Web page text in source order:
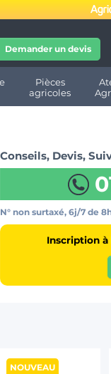
Demander un devis
Pièces
agricoles
Conseils, Devis,
N° non surtaxé, 6j/7 de
Inscription
NOUVEAU